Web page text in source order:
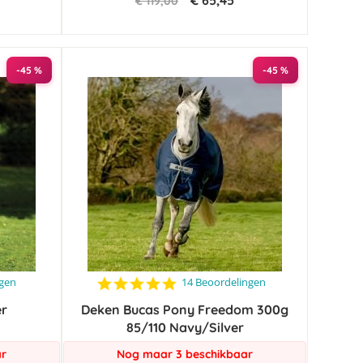
-45 % -45 %
4.9
rating
14 Beoordelingen
Deken Bucas Pony Freedom 300g
85/110 Navy/Silver
Nog maar 3 beschikbaar